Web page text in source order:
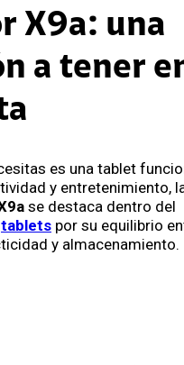
X9a: una
a tener
es una tablet
y entretenimiento,
se destaca dentro del
tablets por su equilibrio
y almacenamiento.